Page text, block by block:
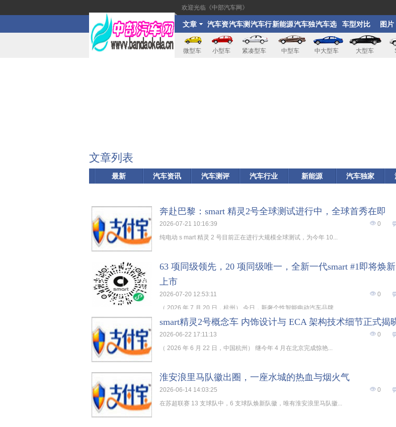
欢迎光临《中部汽车网》
文章 汽车资
讯
汽车测
评
汽车行
业
新能源汽车独
家
汽车选
购
车型对比 图片
微型车 小型车 紧凑型车 中型车 中大型车 大型车
文章列表
最新 汽车资讯 汽车测评 汽车行业 新能源 汽车独家
奔赴巴黎：smart 精灵2号全球测试进行中，全球首秀在即
2026-07-21 10:16:39 0
纯电动 s mart 精灵 2 号目前正在进行大规模全球测试，为今年 10...
63 项同级领先，20 项同级唯一，全新一代smart #1即将焕新
上市
2026-07-20 12:53:11 0
（ 2026 年 7 月 20 日，杭州） 今日，新奢个性智能电动汽车品牌...
smart精灵2号概念车 内饰设计与 ECA 架构技术细节正式揭
2026-06-22 17:11:13 0
（ 2026 年 6 月 22 日，中国杭州） 继今年 4 月在北京完成惊艳...
淮安浪里马队徽出圈，一座水城的热血与烟火气
2026-06-14 14:03:25 0
在苏超联赛 13 支球队中，6 支球队焕新队徽，唯有淮安浪里马队徽...